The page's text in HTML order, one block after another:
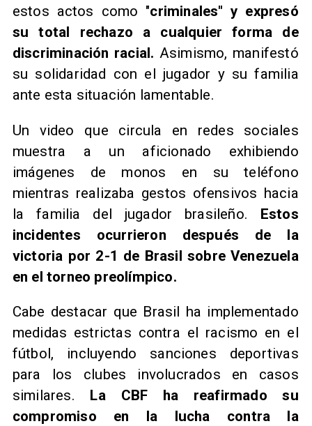
estos actos como "criminales" y expresó
su total rechazo a cualquier forma de
discriminación racial. Asimismo, manifestó
su solidaridad con el jugador y su familia
ante esta situación lamentable.
Un video que circula en redes sociales
muestra a un aficionado exhibiendo
imágenes de monos en su teléfono
mientras realizaba gestos ofensivos hacia
la familia del jugador brasileño. Estos
incidentes ocurrieron después de la
victoria por 2-1 de Brasil sobre Venezuela
en el torneo preolímpico.
Cabe destacar que Brasil ha implementado
medidas estrictas contra el racismo en el
fútbol, incluyendo sanciones deportivas
para los clubes involucrados en casos
similares. La CBF ha reafirmado su
compromiso en la lucha contra la